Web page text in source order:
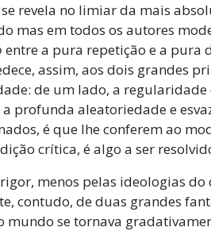
revela no limiar da mais
mas em todos os autores
entre a pura repetição e a pura
assim, aos dois grandes
de um lado, a regularidade
profunda aleatoriedade e
é que lhe conferem ao
crítica, é algo a ser
menos pelas ideologias
contudo, de duas grandes
se tornava